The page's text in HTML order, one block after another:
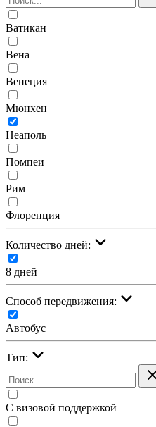
Ватикан
Вена
Венеция
Мюнхен
Неаполь
Помпеи
Рим
Флоренция
Количество дней:
8 дней
Cпособ передвижения:
Автобус
Тип:
С визовой поддержкой